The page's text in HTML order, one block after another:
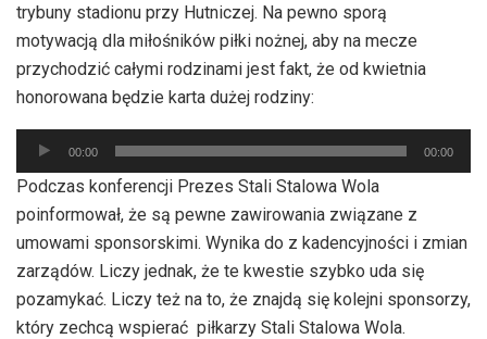
trybuny stadionu przy Hutniczej. Na pewno sporą
motywacją dla miłośników piłki nożnej, aby na mecze
przychodzić całymi rodzinami jest fakt, że od kwietnia
honorowana będzie karta dużej rodziny:
Odtwarzacz
plików
dźwiękowych
00:00 00:00
Podczas konferencji Prezes Stali Stalowa Wola
poinformował, że są pewne zawirowania związane z
umowami sponsorskimi. Wynika do z kadencyjności i zmian
zarządów. Liczy jednak, że te kwestie szybko uda się
pozamykać. Liczy też na to, że znajdą się kolejni sponsorzy,
który zechcą wspierać piłkarzy Stali Stalowa Wola.